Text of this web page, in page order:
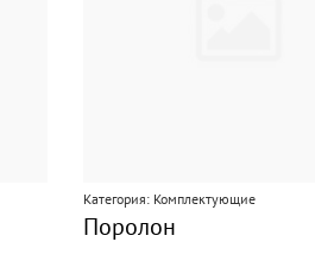
Категория: Комплектующие
Поролон